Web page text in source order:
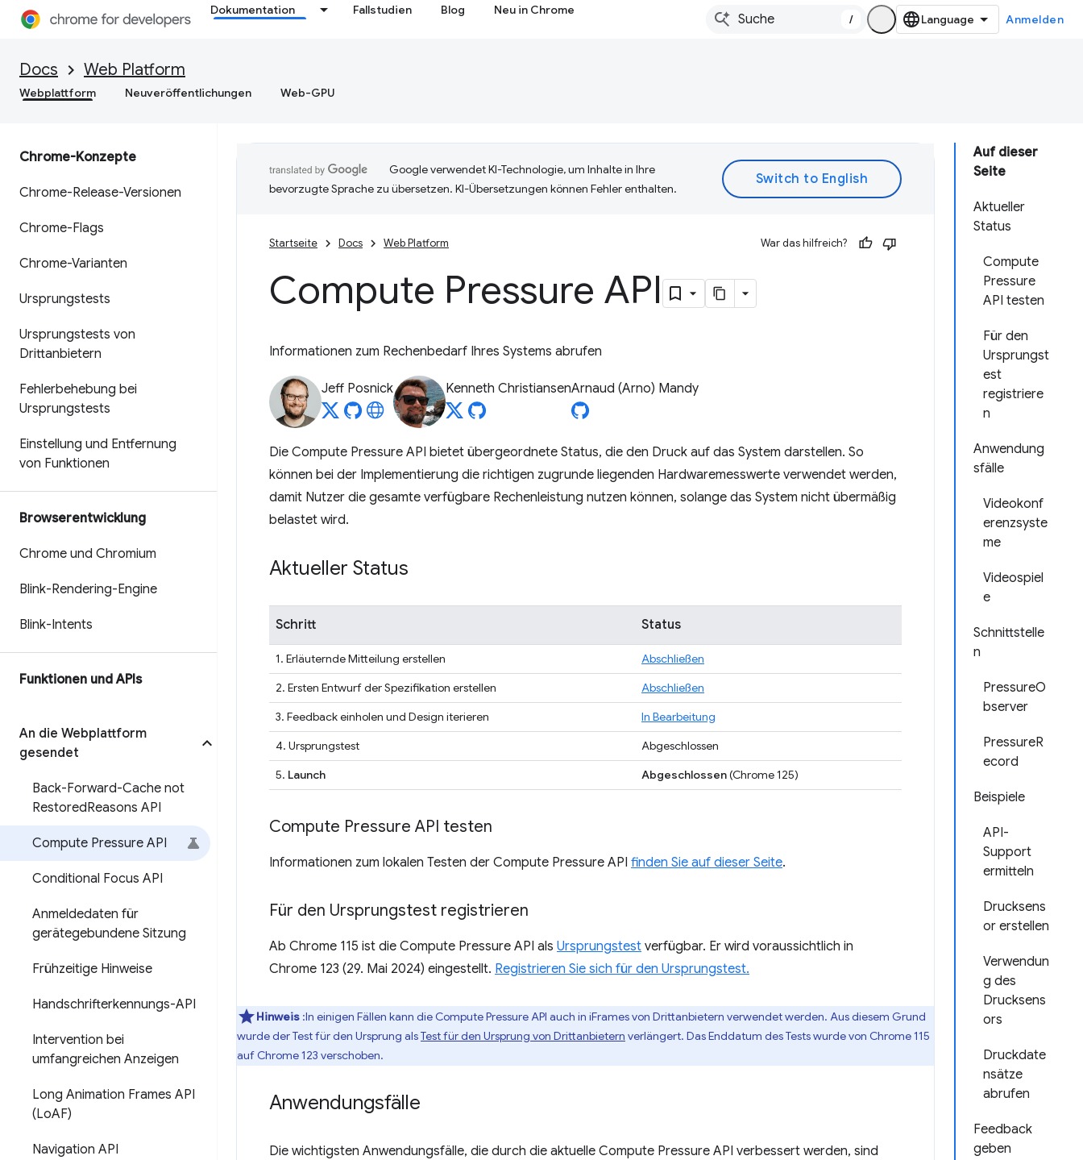
Dokumentation Fallstudien Blog Neu in Chrome
/ Anmelden
Docs Web Platform
Webplattform Neuveröffentlichungen Web-GPU
Chrome-Konzepte
Chrome-Release-Versionen
Chrome-Flags
Chrome-Varianten
Ursprungstests
Ursprungstests von
Drittanbietern
Fehlerbehebung bei
Ursprungstests
Einstellung und Entfernung
von Funktionen
Browserentwicklung
Chrome und Chromium
Blink-Rendering-Engine
Blink-Intents
Funktionen und APIs
An die Webplattform
gesendet
Back-Forward-Cache not
RestoredReasons API
Compute Pressure API
Conditional Focus API
Anmeldedaten für
gerätegebundene Sitzung
Frühzeitige Hinweise
Handschrifterkennungs-API
Intervention bei
umfangreichen Anzeigen
Long Animation Frames API
(LoAF)
Navigation API
Auf dieser
Seite
Aktueller
Status
Compute
Pressure
API testen
Für den
Ursprungst
est
registriere
n
Anwendung
sfälle
Videokonf
erenzsyste
me
Videospiel
e
Schnittstelle
n
PressureO
bserver
PressureR
ecord
Beispiele
API-
Support
ermitteln
Drucksens
or erstellen
Verwendun
g des
Drucksens
ors
Druckdate
nsätze
abrufen
Feedback
geben
Google verwendet KI-Technologie, um Inhalte in Ihre
bevorzugte Sprache zu übersetzen. KI-Übersetzungen können Fehler enthalten.
Startseite Docs Web Platform War das hilfreich?
Compute Pressure API
Informationen zum Rechenbedarf Ihres Systems abrufen
Jeff Posnick Kenneth ChristiansenArnaud (Arno) Mandy
Die Compute Pressure API bietet übergeordnete Status, die den Druck auf das System darstellen. So
können bei der Implementierung die richtigen zugrunde liegenden Hardwaremesswerte verwendet werden,
damit Nutzer die gesamte verfügbare Rechenleistung nutzen können, solange das System nicht übermäßig
belastet wird.
Aktueller Status
Schritt Status
1. Erläuternde Mitteilung erstellen
Abschließen
2. Ersten Entwurf der Spezifikation erstellen
Abschließen
3. Feedback einholen und Design iterieren
In Bearbeitung
4. Ursprungstest
Abgeschlossen
5. Launch Abgeschlossen(Chrome 125)
Compute Pressure API testen
Informationen zum lokalen Testen der Compute Pressure API finden Sie auf dieser Seite.
Für den Ursprungstest registrieren
Ab Chrome 115 ist die Compute Pressure API als Ursprungstest verfügbar. Er wird voraussichtlich in
Chrome 123 (29. Mai 2024) eingestellt. Registrieren Sie sich für den Ursprungstest.
Hinweis :In einigen Fällen kann die Compute Pressure API auch in iFrames von Drittanbietern verwendet werden. Aus diesem Grund
wurde der Test für den Ursprung alsTest für den Ursprung von Drittanbietern verlängert. Das Enddatum des Tests wurde von Chrome 115
auf Chrome 123 verschoben.
Anwendungsfälle
Die wichtigsten Anwendungsfälle, die durch die aktuelle Compute Pressure API verbessert werden, sind